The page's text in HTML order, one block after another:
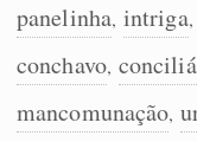
Corrigir Texto
Detector de IA
panelinha, intriga,
conchavo,
mancomunação,